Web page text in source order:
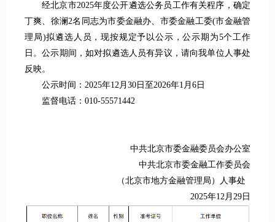
经北京市2025年度公开遴选公务员工作有关程序，确定
丁爽、徐澜2名同志为市委金融办、市委金融工委(市金融管
理局)拟遴选人员，现按规定予以公示，公示期为5个工作
日。公示期间，如对拟遴选人员有异议，请向我单位人事处
反映。
公示时间：2025年12月30日至2026年1月6日
监督电话：010-55571442
中共北京市委金融委员会办公室
中共北京市委金融工作委员会
（北京市地方金融管理局）人事处
2025年12月29日